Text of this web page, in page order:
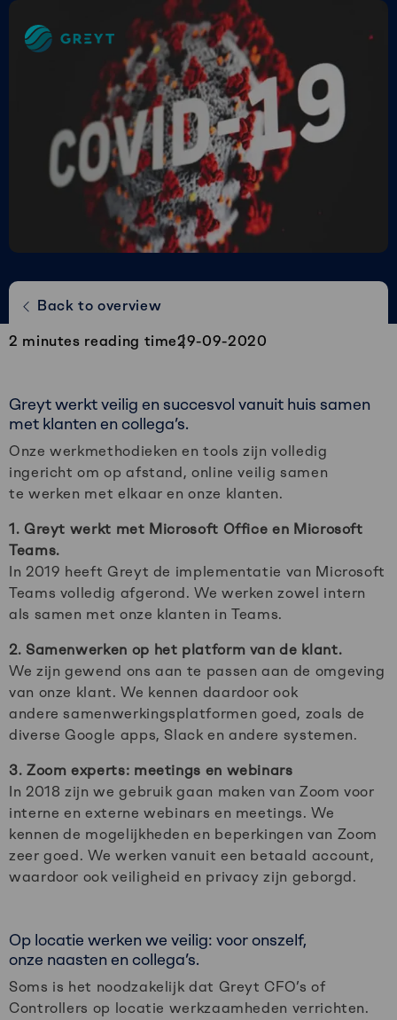
Greyt
future
Greyt & COVID-19: veilig en succesvol
samenwerken
Back to overview
2 minutes reading time29-09-2020
Greyt werkt veilig en succesvol vanuit huis samen
met klanten en collega’s. ​
Onze werkmethodieken en tools zijn volledig
ingericht om op afstand, online veilig samen
te werken met elkaar en onze klanten. ​
1. Greyt werkt met Microsoft Office en Microsoft
Teams.
In 2019 heeft Greyt de implementatie van Microsoft
Teams volledig afgerond. We werken zowel intern
als samen met onze klanten in Teams.​
2. Samenwerken op het platform van de klant.
We zijn gewend ons aan te passen aan de omgeving
van onze klant. We kennen daardoor ook
andere samenwerkingsplatformen goed, zoals de
diverse Google apps, Slack en andere systemen.​
3. Zoom experts: meetings en webinars
In 2018 zijn we gebruik gaan maken van Zoom voor
interne en externe webinars en meetings. We
kennen de mogelijkheden en beperkingen van Zoom
zeer goed. We werken vanuit een betaald account,
waardoor ook veiligheid en privacy zijn geborgd.​
Op locatie werken we veilig: voor onszelf,
onze naasten en collega’s.​
Soms is het noodzakelijk dat Greyt CFO’s of
Controllers op locatie werkzaamheden verrichten.